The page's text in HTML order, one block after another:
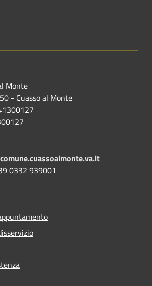
Monte
- Cuasso al Monte
0332 939001